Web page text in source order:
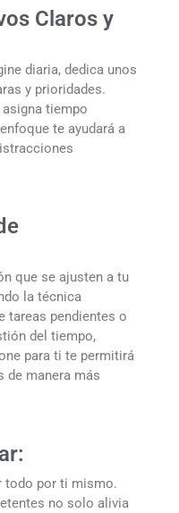
Claros y
diaria, dedica unos
y prioridades.
tiempo
te ayudará a
que se ajusten a tu
la técnica
tareas pendientes o
del tiempo,
para ti te permitirá
de manera más
todo por ti mismo.
no solo alivia